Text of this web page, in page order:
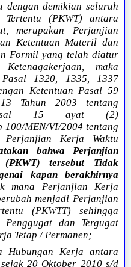
dengan demikian seluruh
(PKWT) antara
merupakan Perjanjian
Ketentuan Materil dan
Formil yang telah diatur
maka
Pasal 1320, 1335, 1337
Ketentuan Pasal 59
Tahun 2003 tentang
Pasal 15 ayat (2)
100/MEN/VI/2004 tentang
Perjanjian Kerja Waktu
bahwa Perjanjian
tersebut Tidak
kapan berakhirnya
mana Perjanjian Kerja
menjadi Perjanjian
(PKWTT) sehingga
dan Tergugat
Tetap / Permanen;
Hubungan Kerja antara
20 Oktober 2010 s/d